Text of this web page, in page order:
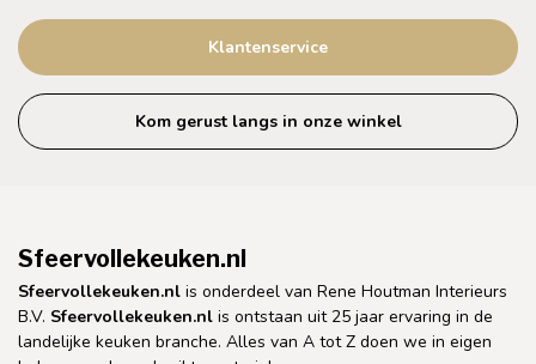
Klantenservice
Kom gerust langs in onze winkel
Sfeervollekeuken.nl
Sfeervollekeuken.nl is onderdeel van Rene Houtman Interieurs
B.V. Sfeervollekeuken.nl is ontstaan uit 25 jaar ervaring in de
landelijke keuken branche. Alles van A tot Z doen we in eigen